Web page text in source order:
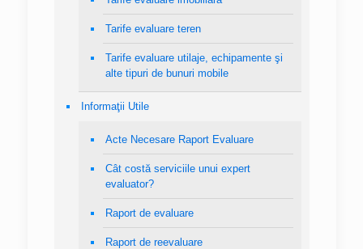
Tarife evaluare teren
Tarife evaluare utilaje, echipamente şi
alte tipuri de bunuri mobile
Informaţii Utile
Acte Necesare Raport Evaluare
Cât costă serviciile unui expert
evaluator?
Raport de evaluare
Raport de reevaluare